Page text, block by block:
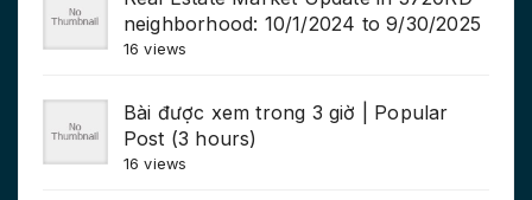
neighborhood: 10/1/2024 to 9/30/2025
16 views
Bài được xem trong 3 giờ | Popular
Post (3 hours)
16 views